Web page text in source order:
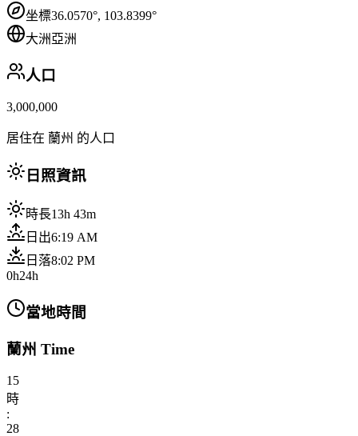
坐標36.0570°, 103.8399°
大洲 亞洲
人口
3,000,000
居住在 蘭州 的人口
日照資訊
時長13h 43m
日出6:19 AM
日落8:02 PM
0h24h
當地時間
蘭州 Time
15
時
:
28